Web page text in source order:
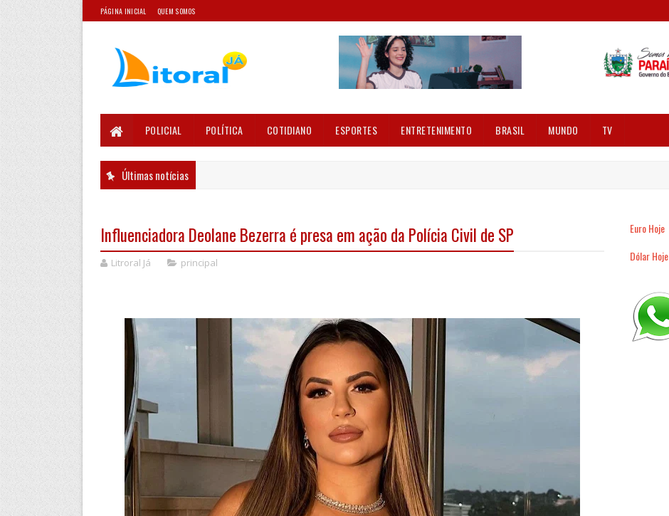
PÁGINA INICIAL QUEM SOMOS
POLICIAL POLÍTICA COTIDIANO ESPORTES ENTRETENIMENTO BRASIL MUNDO TV
Últimas notícias
Influenciadora Deolane Bezerra é presa em ação da Polícia Civil de SP
Litroral Já principal
Euro Hoje
Dólar Hoje